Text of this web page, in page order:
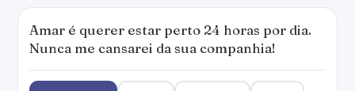
Amar é querer estar perto 24 horas por dia.
Nunca me cansarei da sua companhia!